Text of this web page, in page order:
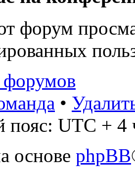
форум
•
пояс: UTC + 4
основе phpBB